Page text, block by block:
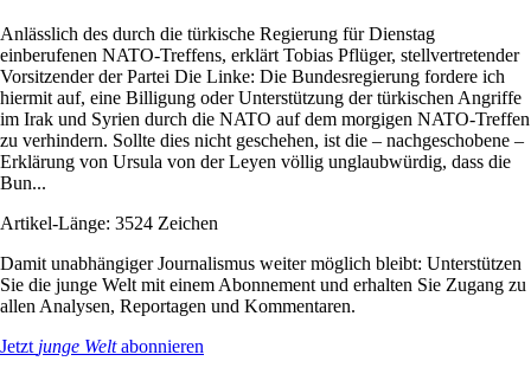
Anlässlich des durch die türkische Regierung für Dienstag
einberufenen NATO-Treffens, erklärt Tobias Pflüger, stellvertretender
Vorsitzender der Partei Die Linke: Die Bundesregierung fordere ich
hiermit auf, eine Billigung oder Unterstützung der türkischen Angriffe
im Irak und Syrien durch die NATO auf dem morgigen NATO-Treffen
zu verhindern. Sollte dies nicht geschehen, ist die – nachgeschobene –
Erklärung von Ursula von der Leyen völlig unglaubwürdig, dass die
Bun...
Artikel-Länge: 3524 Zeichen
Damit unabhängiger Journalismus weiter möglich bleibt: Unterstützen
Sie die junge Welt mit einem Abonnement und erhalten Sie Zugang zu
allen Analysen, Reportagen und Kommentaren.
Jetzt junge Weltabonnieren